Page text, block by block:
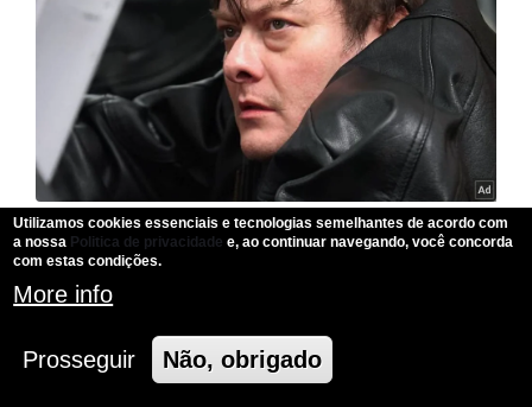
Utilizamos cookies essenciais e tecnologias semelhantes de acordo com
a nossa Politica de privacidade e, ao continuar navegando, você concorda
com estas condições.
More info
Prosseguir Não, obrigado